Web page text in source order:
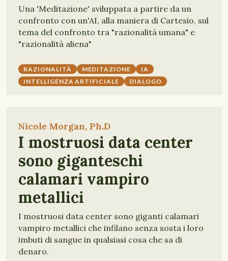
Una 'Meditazione' sviluppata a partire da un
confronto con un'AI, alla maniera di Cartesio, sul
tema del confronto tra "razionalità umana" e
"razionalità aliena"
RAZIONALITÀ MEDITAZIONE
IA
INTELLIGENZA ARTIFICIALE
DIALOGO
Nicole Morgan, Ph.D
I mostruosi data center
sono giganteschi
calamari vampiro
metallici
I mostruosi data center sono giganti calamari
vampiro metallici che infilano senza sosta i loro
imbuti di sangue in qualsiasi cosa che sa di
denaro.